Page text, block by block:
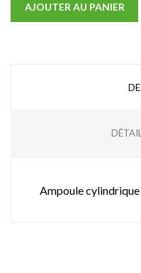
AJOUTER AU PANIER
Ampoule